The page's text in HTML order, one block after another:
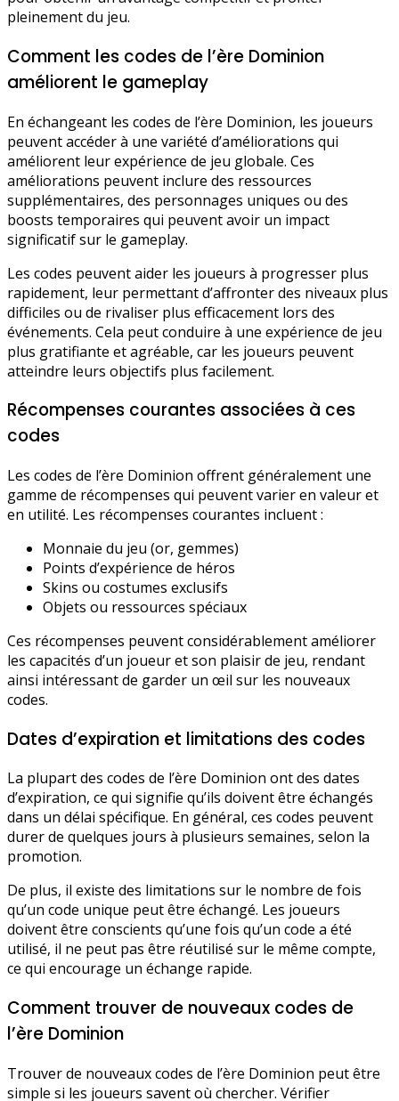
pleinement du jeu.
Comment les codes de l’ère Dominion
améliorent le gameplay
En échangeant les codes de l’ère Dominion, les joueurs
peuvent accéder à une variété d’améliorations qui
améliorent leur expérience de jeu globale. Ces
améliorations peuvent inclure des ressources
supplémentaires, des personnages uniques ou des
boosts temporaires qui peuvent avoir un impact
significatif sur le gameplay.
Les codes peuvent aider les joueurs à progresser plus
rapidement, leur permettant d’affronter des niveaux plus
difficiles ou de rivaliser plus efficacement lors des
événements. Cela peut conduire à une expérience de jeu
plus gratifiante et agréable, car les joueurs peuvent
atteindre leurs objectifs plus facilement.
Récompenses courantes associées à ces
codes
Les codes de l’ère Dominion offrent généralement une
gamme de récompenses qui peuvent varier en valeur et
en utilité. Les récompenses courantes incluent :
Monnaie du jeu (or, gemmes)
Points d’expérience de héros
Skins ou costumes exclusifs
Objets ou ressources spéciaux
Ces récompenses peuvent considérablement améliorer
les capacités d’un joueur et son plaisir de jeu, rendant
ainsi intéressant de garder un œil sur les nouveaux
codes.
Dates d’expiration et limitations des codes
La plupart des codes de l’ère Dominion ont des dates
d’expiration, ce qui signifie qu’ils doivent être échangés
dans un délai spécifique. En général, ces codes peuvent
durer de quelques jours à plusieurs semaines, selon la
promotion.
De plus, il existe des limitations sur le nombre de fois
qu’un code unique peut être échangé. Les joueurs
doivent être conscients qu’une fois qu’un code a été
utilisé, il ne peut pas être réutilisé sur le même compte,
ce qui encourage un échange rapide.
Comment trouver de nouveaux codes de
l’ère Dominion
Trouver de nouveaux codes de l’ère Dominion peut être
simple si les joueurs savent où chercher. Vérifier